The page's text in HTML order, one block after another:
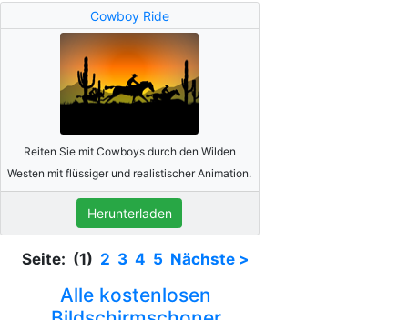
Cowboy Ride
Reiten Sie mit Cowboys durch den Wilden
Westen mit flüssiger und realistischer Animation.
Herunterladen
Seite: (1) 2 3 4 5 Nächste >
Alle kostenlosen